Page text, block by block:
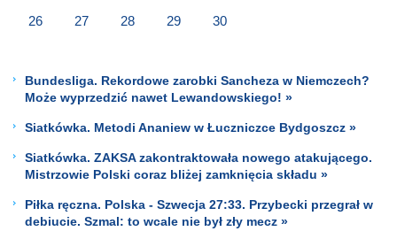
26 27 28 29 30
Bundesliga. Rekordowe zarobki Sancheza w Niemczech?
Może wyprzedzić nawet Lewandowskiego! »
Siatkówka. Metodi Ananiew w Łuczniczce Bydgoszcz »
Siatkówka. ZAKSA zakontraktowała nowego atakującego.
Mistrzowie Polski coraz bliżej zamknięcia składu »
Piłka ręczna. Polska - Szwecja 27:33. Przybecki przegrał w
debiucie. Szmal: to wcale nie był zły mecz »